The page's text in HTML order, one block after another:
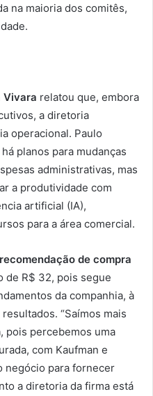
na maioria dos comitês,
Vivara relatou que, embora
a diretoria
operacional. Paulo
planos para mudanças
administrativas, mas
a produtividade com
artificial (IA),
para a área comercial.
recomendação de compra
de R$ 32, pois segue
da companhia, à
“Saímos mais
pois percebemos uma
com Kaufman e
negócio para fornecer
a diretoria da firma está